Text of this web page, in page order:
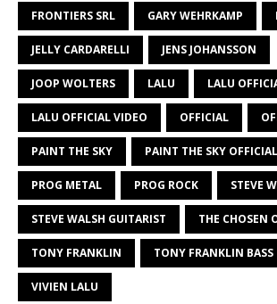
FRONTIERS SRL GARY WEHRKAMP
JELLY CARDARELLI JENS JOHANSSON
JOOP WOLTERS LALU LALU
LALU OFFICIAL VIDEO OFFICIAL
PAINT THE SKY PAINT THE SKY OFFICIAL
PROG METAL PROG ROCK STEVE
STEVE WALSH GUITARIST THE CHOSEN
TONY FRANKLIN TONY FRANKLIN BASS
VIVIEN LALU